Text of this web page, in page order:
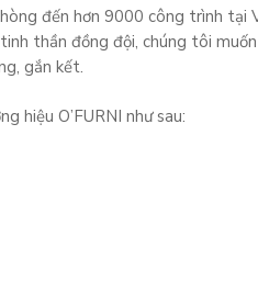
đến hơn 9000 công trình tại
thần đồng đội, chúng tôi
gắn kết.
O’FURNI như sau: